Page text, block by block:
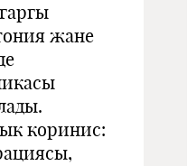
жане
коринис: